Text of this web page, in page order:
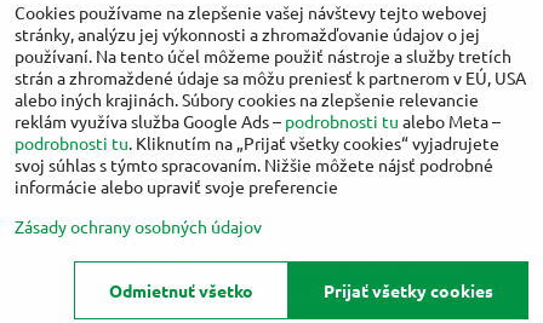
Viac inšpirácií od umelestromy.sk nájdete
aj na:
Facebook Instagram
2026
Predvoľby súkromiaZásady ochrany osobných údajov
Stav objednávky
Cookies používame na zlepšenie vašej návštevy tejto webovej
stránky, analýzu jej výkonnosti a zhromažďovanie údajov o jej
používaní. Na tento účel môžeme použiť nástroje a služby tretích
strán a zhromaždené údaje sa môžu preniesť k partnerom v EÚ, USA
alebo iných krajinách. Súbory cookies na zlepšenie relevancie
reklám využíva služba Google Ads – podrobnosti tu alebo Meta –
podrobnosti tu. Kliknutím na „Prijať všetky cookies“ vyjadrujete
svoj súhlas s týmto spracovaním. Nižšie môžete nájsť podrobné
informácie alebo upraviť svoje preferencie
Zásady ochrany osobných údajov
Prijať všetky cookies
Odmietnuť všetko